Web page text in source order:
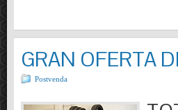
GRAN OFERTA
Postvenda